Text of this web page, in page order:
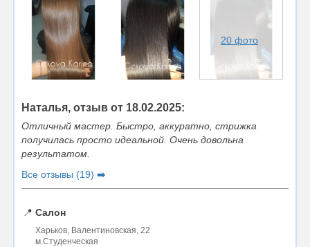
20 фото
Наталья, отзыв от 18.02.2025:
Отличный мастер. Быстро, аккуратно, стрижка
получилась просто идеальной. Очень довольна
результатом.
Все отзывы (19) ➡️
📍 Салон
Харьков, Валентиновская, 22
м.Студенческая